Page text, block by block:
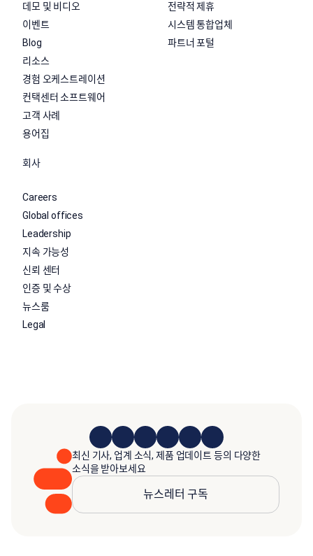
데모 및 비디오
이벤트
Blog
리소스
경험 오케스트레이션
컨택센터 소프트웨어
고객 사례
용어집
전략적 제휴
시스템 통합업체
파트너 포털
회사
Careers
Global offices
Leadership
지속 가능성
신뢰 센터
인증 및 수상
뉴스룸
Legal
최신 기사, 업계 소식, 제품 업데이트 등의 다양한
소식을 받아보세요
뉴스레터 구독